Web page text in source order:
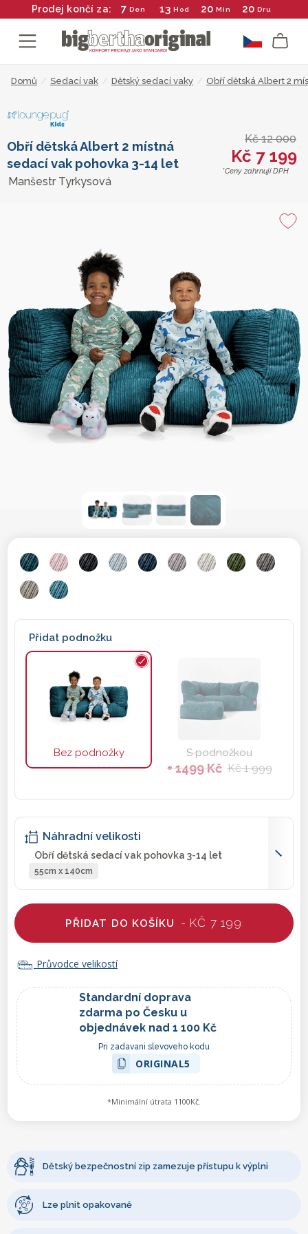
Prodej končí za: 7 Den 13 Hod 20 Min 20 Dru
Domů / Sedací vak / Dětský sedací vaky / Obří dětská Albert 2
Obří dětská Albert 2 místná
sedací vak pohovka 3-14 let
Manšestr Tyrkysová
Kč 12 000
Kč 7 199
*Ceny zahrnují DPH
Přidat podnožku
Bez podnožky S podnožkou
+ 1499 Kč Kč 1 999
Náhradní velikosti
Obří dětská sedací vak pohovka 3-14 let
55cm x 140cm
PŘIDAT DO KOŠÍKU - KČ 7 199
Průvodce velikostí
Standardní doprava
zdarma po Česku u
objednávek nad 1 100 Kč
Pri zadavani slevoveho kodu
ORIGINAL5
*Minimální útrata 1100Kč.
Dětský bezpečnostní zip zamezuje přístupu k výplni
Lze plnit opakovaně